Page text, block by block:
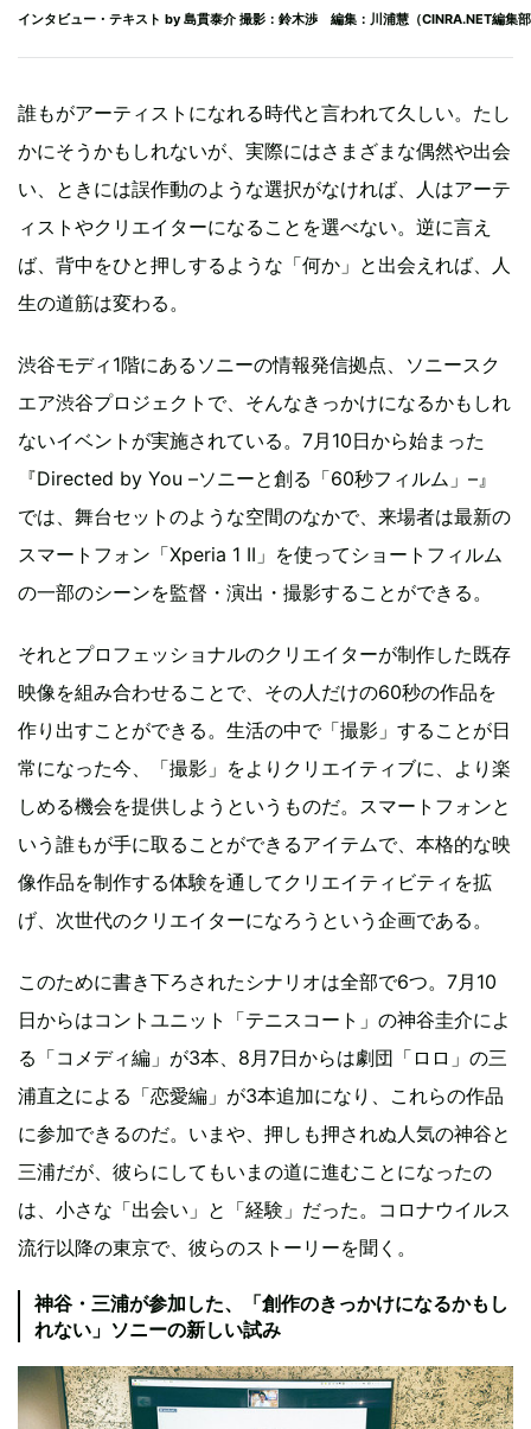
インタビュー・テキスト by 島貫泰介 撮影：鈴木渉 編集：川浦慧（CINRA.NET編集
誰もがアーティストになれる時代と言われて久しい。たし
かにそうかもしれないが、実際にはさまざまな偶然や出会
い、ときには誤作動のような選択がなければ、人はアーテ
ィストやクリエイターになることを選べない。逆に言え
ば、背中をひと押しするような「何か」と出会えれば、人
生の道筋は変わる。
渋谷モディ1階にあるソニーの情報発信拠点、ソニースク
エア渋谷プロジェクトで、そんなきっかけになるかもしれ
ないイベントが実施されている。7月10日から始まった
『Directed by You –ソニーと創る「60秒フィルム」–』
では、舞台セットのような空間のなかで、来場者は最新の
スマートフォン「Xperia 1 II」を使ってショートフィルム
の一部のシーンを監督・演出・撮影することができる。
それとプロフェッショナルのクリエイターが制作した既存
映像を組み合わせることで、その人だけの60秒の作品を
作り出すことができる。生活の中で「撮影」することが日
常になった今、「撮影」をよりクリエイティブに、より楽
しめる機会を提供しようというものだ。スマートフォンと
いう誰もが手に取ることができるアイテムで、本格的な映
像作品を制作する体験を通してクリエイティビティを拡
げ、次世代のクリエイターになろうという企画である。
このために書き下ろされたシナリオは全部で6つ。7月10
日からはコントユニット「テニスコート」の神谷圭介によ
る「コメディ編」が3本、8月7日からは劇団「ロロ」の三
浦直之による「恋愛編」が3本追加になり、これらの作品
に参加できるのだ。いまや、押しも押されぬ人気の神谷と
三浦だが、彼らにしてもいまの道に進むことになったの
は、小さな「出会い」と「経験」だった。コロナウイルス
流行以降の東京で、彼らのストーリーを聞く。
神谷・三浦が参加した、「創作のきっかけになるかもし
れない」ソニーの新しい試み